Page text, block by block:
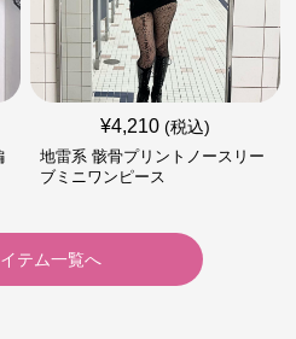
¥4,210 (税込)
地雷系 骸骨プリントノースリー
ブミニワンピース
テム一覧へ